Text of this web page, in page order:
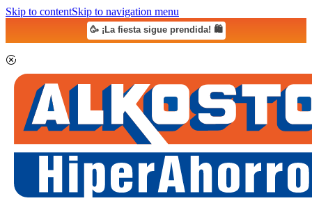
Skip to contentSkip to navigation menu
🥳 ¡La fiesta sigue prendida! 🛍️